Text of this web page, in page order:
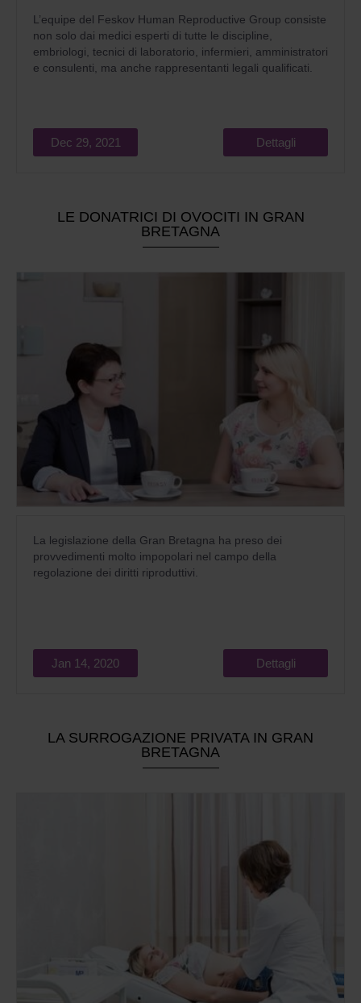
L’equipe del Feskov Human Reproductive Group consiste
non solo dai medici esperti di tutte le discipline,
embriologi, tecnici di laboratorio, infermieri, amministratori
e consulenti, ma anche rappresentanti legali qualificati.
Dec 29, 2021 Dettagli
LE DONATRICI DI OVOCITI IN GRAN
BRETAGNA
La legislazione della Gran Bretagna ha preso dei
provvedimenti molto impopolari nel campo della
regolazione dei diritti riproduttivi.
Jan 14, 2020 Dettagli
LA SURROGAZIONE PRIVATA IN GRAN
BRETAGNA